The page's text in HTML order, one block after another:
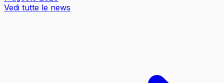
Vedi tutte le news